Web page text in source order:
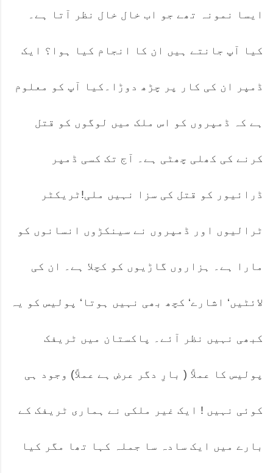
ایسا نمونہ تھے جو اب خال خال نظر آتا ہے۔
کیا آپ جانتے ہیں ان کا انجام کیا ہوا؟ ایک
ڈمپر ان کی کار پر چڑھ دوڑا۔کیا آپ کو معلوم
ہے کہ ڈمپروں کو اس ملک میں لوگوں کو قتل
کرنے کی کھلی چھٹی ہے۔ آج تک کسی ڈمپر
ڈرائیور کو قتل کی سزا نہیں ملی!ٹریکٹر
ٹرالیوں اور ڈمپروں نے سینکڑوں انسانوں کو
مارا ہے۔ ہزاروں گاڑیوں کو کچلا ہے۔ ان کی
لائٹیں‘ اشارے‘ کچھ بھی نہیں ہوتا‘ پولیس کو یہ
کبھی نہیں نظر آئے۔ پاکستان میں ٹریفک
پولیس کا عملاً ( بارِ دگر عرض ہے عملاً) وجود ہی
کوئی نہیں ! ایک غیر ملکی نے ہماری ٹریفک کے
بارے میں ایک سادہ سا جملہ کہا تھا مگر کیا